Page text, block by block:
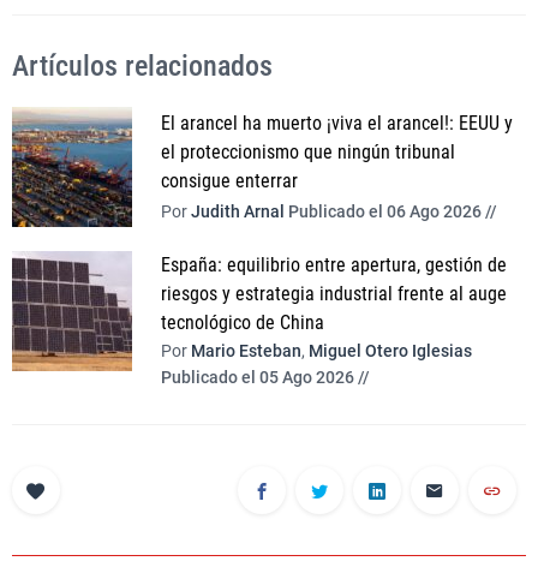
Artículos relacionados
El arancel ha muerto ¡viva el arancel!: EEUU y
el proteccionismo que ningún tribunal
consigue enterrar
PorJudith Arnal Publicado el 06 Ago 2026 //
España: equilibrio entre apertura, gestión de
riesgos y estrategia industrial frente al auge
tecnológico de China
Por Mario Esteban, Miguel Otero Iglesias
Publicado el 05 Ago 2026 //